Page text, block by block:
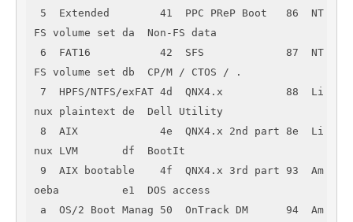
FS volume set da  Non-FS data
FS volume set db  CP/M / CTOS / .
nux plaintext de  Dell Utility
nux LVM       df  BootIt
oeba          e1  DOS access